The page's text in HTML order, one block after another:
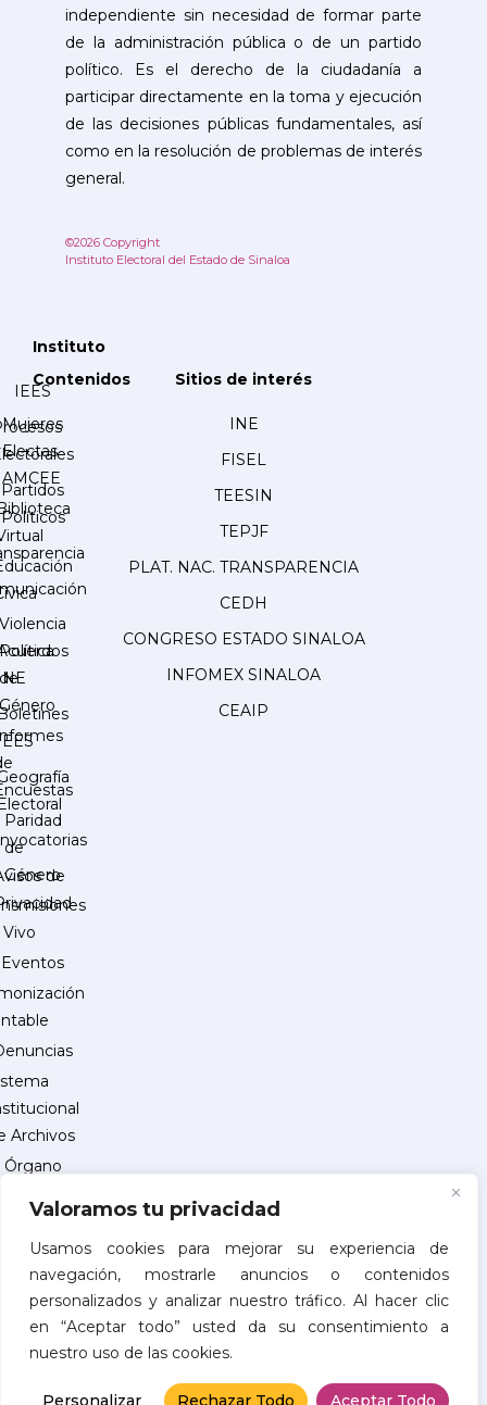
Valoramos tu privacidad
Usamos cookies para mejorar su experiencia de
navegación, mostrarle anuncios o contenidos
personalizados y analizar nuestro tráfico. Al hacer clic
en “Aceptar todo” usted da su consentimiento a
nuestro uso de las cookies.
Personalizar Rechazar Todo Aceptar Todo
independiente sin necesidad de formar parte
de la administración pública o de un partido
político. Es el derecho de la ciudadanía a
participar directamente en la toma y ejecución
de las decisiones públicas fundamentales, así
como en la resolución de problemas de interés
general.
©2026 Copyright
Instituto Electoral del Estado de Sinaloa
Instituto
IEES
Partidos
Políticos
de
Contenidos
Mujeres
Electas
AMCEE
Violencia
Política
de
Género
Paridad
de
Género
Eventos
Archivos
Órgano
Control
INSCRIPCIÓN
PROVEEDORES
Sitios de interés
INE
FISEL
TEESIN
TEPJF
PLAT. NAC. TRANSPARENCIA
CEDH
CONGRESO ESTADO SINALOA
INFOMEX SINALOA
CEAIP